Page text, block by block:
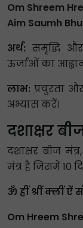
Om Shreem
Aim Saumh
अर्थ: समृद्धि
ऊर्जाओं का
लाभ: प्रचुरता
अभ्यास करें।
दशाक्षर
दशाक्षर बीज
मंत्र है जिसमें 10
ॐ ह्रीं श्रीं क्लीं ऐं
Om Hreem